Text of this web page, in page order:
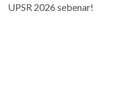
UPSR 2026 sebenar!